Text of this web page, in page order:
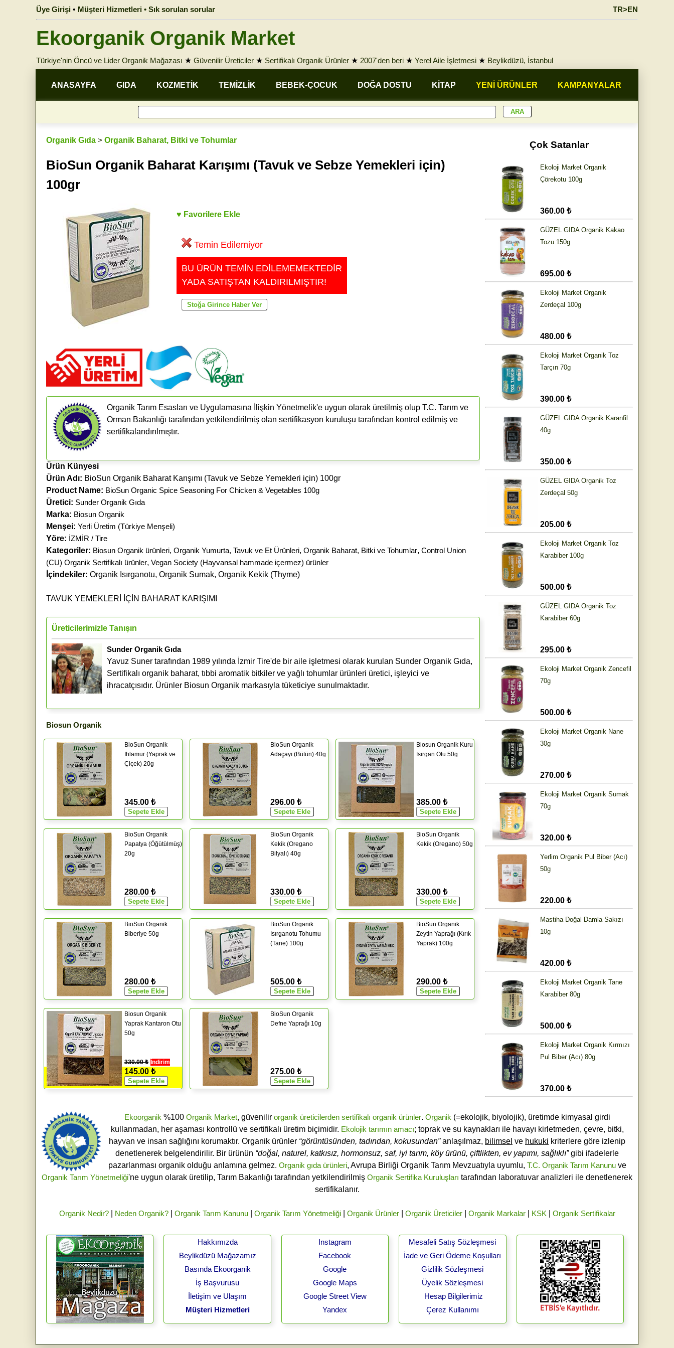
Üye Girişi • Müşteri Hizmetleri • Sık sorulan sorular TR>EN
Ekoorganik Organik Market
Türkiye'nin Öncü ve Lider Organik Mağazası ★ Güvenilir Üreticiler ★ Sertifikalı Organik Ürünler ★ 2007'den beri ★ Yerel Aile İşletmesi ★ Beylikdüzü, İstanbul
ANASAYFA GIDA KOZMETİK TEMİZLİK BEBEK-ÇOCUK DOĞA DOSTU KİTAP YENİ ÜRÜNLER KAMPANYALAR
Organik Gıda > Organik Baharat, Bitki ve Tohumlar
BioSun Organik Baharat Karışımı (Tavuk ve Sebze Yemekleri için)
100gr
♥ Favorilere Ekle
Temin Edilemiyor
BU ÜRÜN TEMİN EDİLEMEMEKTEDİR
YADA SATIŞTAN KALDIRILMIŞTIR!
Organik Tarım Esasları ve Uygulamasına İlişkin Yönetmelik'e uygun olarak üretilmiş olup T.C. Tarım ve
Orman Bakanlığı tarafından yetkilendirilmiş olan sertifikasyon kuruluşu tarafından kontrol edilmiş ve
sertifikalandırılmıştır.
Ürün Künyesi
Ürün Adı: BioSun Organik Baharat Karışımı (Tavuk ve Sebze Yemekleri için) 100gr
Product Name: BioSun Organic Spice Seasoning For Chicken & Vegetables 100g
Üretici: Sunder Organik Gıda
Marka: Biosun Organik
Menşei: Yerli Üretim (Türkiye Menşeli)
Yöre: İZMİR / Tire
Kategoriler: Biosun Organik ürünleri, Organik Yumurta, Tavuk ve Et Ürünleri, Organik Baharat, Bitki ve Tohumlar, Control Union
(CU) Organik Sertifikalı ürünler, Vegan Society (Hayvansal hammade içermez) ürünler
İçindekiler: Organik Isırganotu, Organik Sumak, Organik Kekik (Thyme)
TAVUK YEMEKLERİ İÇİN BAHARAT KARIŞIMI
Üreticilerimizle Tanışın
Sunder Organik Gıda
Yavuz Suner tarafından 1989 yılında İzmir Tire'de bir aile işletmesi olarak kurulan Sunder Organik Gıda,
Sertifikalı organik baharat, tıbbi aromatik bitkiler ve yağlı tohumlar ürünleri üretici, işleyici ve
ihracatçısıdır. Ürünler Biosun Organik markasıyla tüketiciye sunulmaktadır.
Biosun Organik
BioSun Organik
Ihlamur (Yaprak ve
Çiçek) 20g
345.00 ₺
BioSun Organik
Adaçayı (Bütün) 40g
296.00 ₺
Biosun Organik Kuru
Isırgan Otu 50g
385.00 ₺
BioSun Organik
Papatya (Öğütülmüş)
20g
280.00 ₺
BioSun Organik
Kekik (Oregano
Bilyalı) 40g
330.00 ₺
BioSun Organik
Kekik (Oregano) 50g
330.00 ₺
BioSun Organik
Biberiye 50g
280.00 ₺
BioSun Organik
Isırganotu Tohumu
(Tane) 100g
505.00 ₺
BioSun Organik
Zeytin Yaprağı (Kırık
Yaprak) 100g
290.00 ₺
Biosun Organik
Yaprak Kantaron Otu
50g
330.00 ₺ İndirim
145.00 ₺
BioSun Organik
Defne Yaprağı 10g
275.00 ₺
Çok Satanlar
Ekoloji Market Organik
Çörekotu 100g
360.00 ₺
GÜZEL GIDA Organik Kakao
Tozu 150g
695.00 ₺
Ekoloji Market Organik
Zerdeçal 100g
480.00 ₺
Ekoloji Market Organik Toz
Tarçın 70g
390.00 ₺
GÜZEL GIDA Organik Karanfil
40g
350.00 ₺
GÜZEL GIDA Organik Toz
Zerdeçal 50g
205.00 ₺
Ekoloji Market Organik Toz
Karabiber 100g
500.00 ₺
GÜZEL GIDA Organik Toz
Karabiber 60g
295.00 ₺
Ekoloji Market Organik Zencefil
70g
500.00 ₺
Ekoloji Market Organik Nane
30g
270.00 ₺
Ekoloji Market Organik Sumak
70g
320.00 ₺
Yerlim Organik Pul Biber (Acı)
50g
220.00 ₺
Mastiha Doğal Damla Sakızı
10g
420.00 ₺
Ekoloji Market Organik Tane
Karabiber 80g
500.00 ₺
Ekoloji Market Organik Kırmızı
Pul Biber (Acı) 80g
370.00 ₺
Ekoorganik%100 Organik Market, güvenilir organik üreticilerden sertifikalı organik ürünler. Organik(=ekolojik, biyolojik), üretimde kimyasal girdi
kullanmadan, her aşaması kontrollü ve sertifikalı üretim biçimidir. Ekolojik tarımın amacı; toprak ve su kaynakları ile havayı kirletmeden, çevre, bitki,
hayvan ve insan sağlığını korumaktır. Organik ürünler “görüntüsünden, tadından, kokusundan”anlaşılmaz, bilimsel ve hukuki kriterlere göre izlenip
denetlenerek belgelendirilir. Bir ürünün “doğal, naturel, katkısız, hormonsuz, saf, iyi tarım, köy ürünü, çiftlikten, ev yapımı, sağlıklı”gibi ifadelerle
pazarlanması organik olduğu anlamına gelmez. Organik gıda ürünleri, Avrupa Birliği Organik Tarım Mevzuatıyla uyumlu, T.C. Organik Tarım Kanunuve
Organik Tarım Yönetmeliği'ne uygun olarak üretilip, Tarım Bakanlığı tarafından yetkilendirilmiş Organik Sertifika Kuruluşları tarafından laboratuvar analizleri ile denetlenerek
sertifikalanır.
Organik Nedir?| Neden Organik?| Organik Tarım Kanunu| Organik Tarım Yönetmeliği| Organik Ürünler| Organik Üreticiler| Organik Markalar| KSK| Organik Sertifikalar
Hakkımızda
Beylikdüzü Mağazamız
Basında Ekoorganik
İş Başvurusu
İletişim ve Ulaşım
Müşteri Hizmetleri
Instagram
Facebook
Google
Google Maps
Google Street View
Yandex
Mesafeli Satış Sözleşmesi
İade ve Geri Ödeme Koşulları
Gizlilik Sözleşmesi
Üyelik Sözleşmesi
Hesap Bilgilerimiz
Çerez Kullanımı